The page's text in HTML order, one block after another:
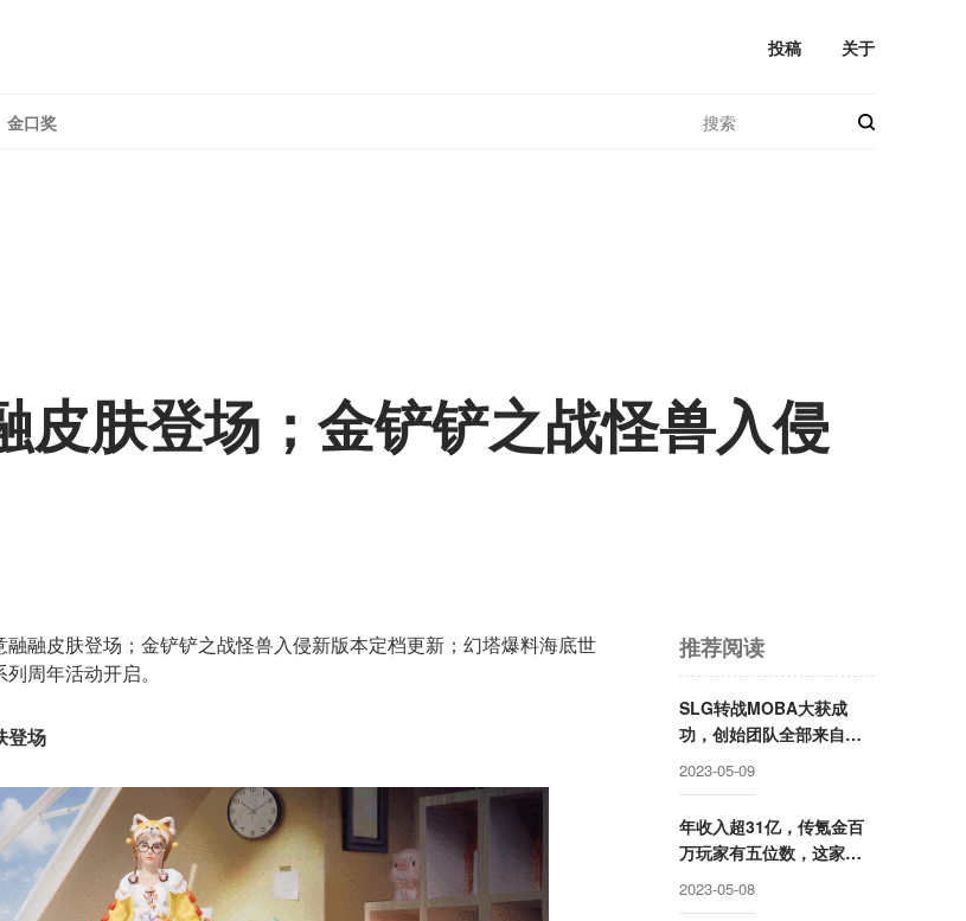
投稿 关于
金口奖
皮肤登场；金铲铲之战怪兽入侵
融皮肤登场；金铲铲之战怪兽入侵新版本定档更新；幻塔爆料海底世
周年活动开启。
登场
推荐阅读
SLG转战MOBA大获成
功，创始团队全部来自腾
讯却被字节高价收购，赛
公司要回归国内市场？
2023-05-09
年收入超31亿，传氪金百
万玩家有五位数，这家公
司成立两年后就开始走向
2023-05-08